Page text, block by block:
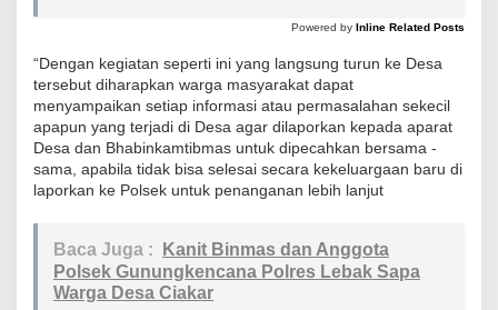
l
r
e
s
L
e
b
k
L
Powered by Inline Related Posts
“Dengan kegiatan seperti ini yang langsung turun ke Desa
tersebut diharapkan warga masyarakat dapat
menyampaikan setiap informasi atau permasalahan sekecil
apapun yang terjadi di Desa agar dilaporkan kepada aparat
Desa dan Bhabinkamtibmas untuk dipecahkan bersama -
sama, apabila tidak bisa selesai secara kekeluargaan baru di
laporkan ke Polsek untuk penanganan lebih lanjut
Baca Juga :
Kanit Binmas dan Anggota
Polsek Gunungkencana Polres Lebak Sapa
Warga Desa Ciakar